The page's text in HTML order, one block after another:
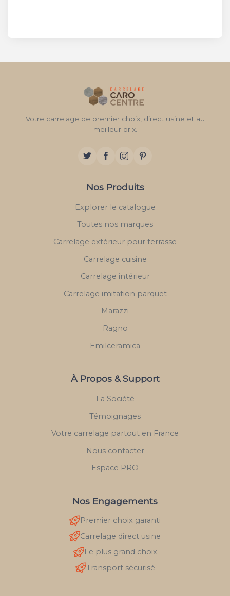
Votre carrelage de premier choix, direct usine et au
meilleur prix.
Nos Produits
Explorer le catalogue
Toutes nos marques
Carrelage extérieur pour terrasse
Carrelage cuisine
Carrelage intérieur
Carrelage imitation parquet
Marazzi
Ragno
Emilceramica
À Propos & Support
La Société
Témoignages
Votre carrelage partout en France
Nous contacter
Espace PRO
Nos Engagements
Premier choix garanti
Carrelage direct usine
Le plus grand choix
Transport sécurisé